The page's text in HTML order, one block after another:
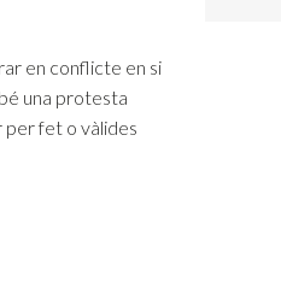
en conflicte en si
una protesta
per fet o vàlides